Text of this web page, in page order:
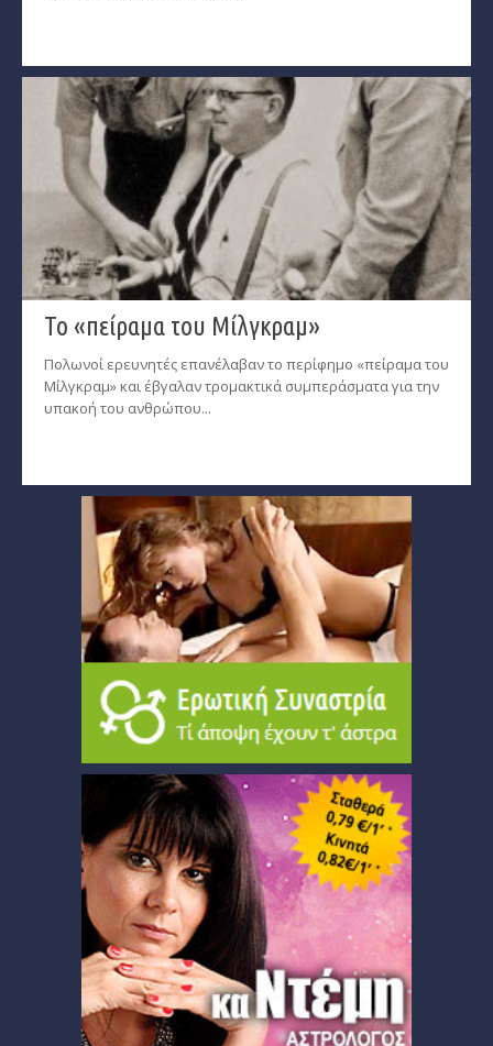
Το «πείραμα του Μίλγκραμ»
Πολωνοί ερευνητές επανέλαβαν το περίφημο «πείραμα του
Μίλγκραμ» και έβγαλαν τρομακτικά συμπεράσματα για την
υπακοή του ανθρώπου...